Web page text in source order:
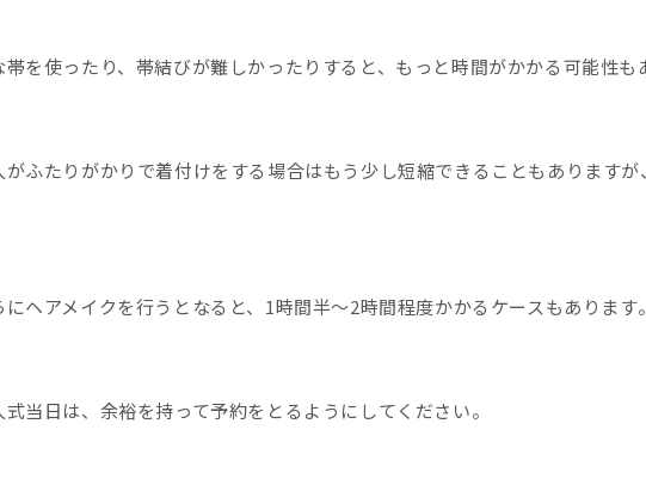
帯を使ったり、帯結びが難しかったりすると、もっと時間がかかる可能性も
ふたりがかりで着付けをする場合はもう少し短縮できることもあります
ヘアメイクを行うとなると、1時間半〜2時間程度かかるケースもあります。
当日は、余裕を持って予約をとるようにしてください。